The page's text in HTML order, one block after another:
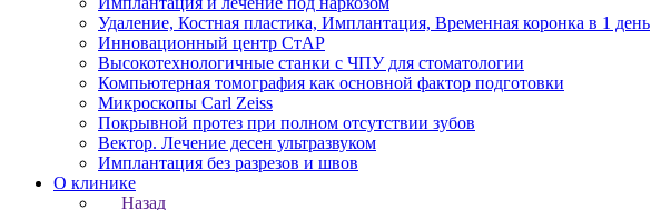
Удаление, Костная пластика, Имплантация, Временная коронка в 1 день
Инновационный центр СтАР
Высокотехнологичные станки с ЧПУ для стоматологии
Компьютерная томография как основной фактор подготовки
Микроскопы Carl Zeiss
Покрывной протез при полном отсутствии зубов
Вектор. Лечение десен ультразвуком
Имплантация без разрезов и швов
О клинике
Назад